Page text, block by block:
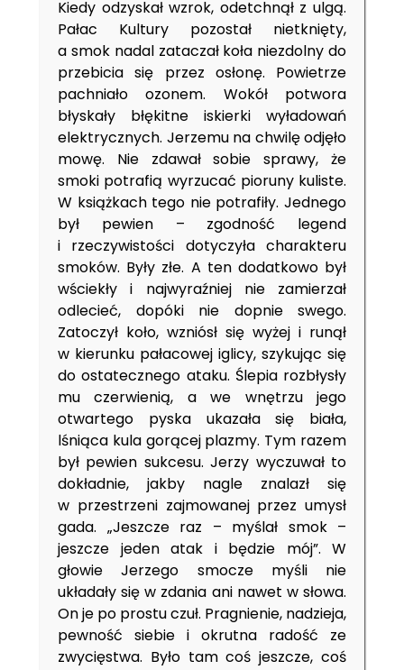
Kiedy odzyskał wzrok, odetchnął z ulgą.
Pałac Kultury pozostał nietknięty,
a smok nadal zataczał koła niezdolny do
przebicia się przez osłonę. Powietrze
pachniało ozonem. Wokół potwora
błyskały błękitne iskierki wyładowań
elektrycznych. Jerzemu na chwilę odjęło
mowę. Nie zdawał sobie sprawy, że
smoki potrafią wyrzucać pioruny kuliste.
W książkach tego nie potrafiły. Jednego
był pewien – zgodność legend
i rzeczywistości dotyczyła charakteru
smoków. Były złe. A ten dodatkowo był
wściekły i najwyraźniej nie zamierzał
odlecieć, dopóki nie dopnie swego.
Zatoczył koło, wzniósł się wyżej i runął
w kierunku pałacowej iglicy, szykując się
do ostatecznego ataku. Ślepia rozbłysły
mu czerwienią, a we wnętrzu jego
otwartego pyska ukazała się biała,
lśniąca kula gorącej plazmy. Tym razem
był pewien sukcesu. Jerzy wyczuwał to
dokładnie, jakby nagle znalazł się
w przestrzeni zajmowanej przez umysł
gada. „Jeszcze raz – myślał smok –
jeszcze jeden atak i będzie mój”. W
głowie Jerzego smocze myśli nie
układały się w zdania ani nawet w słowa.
On je po prostu czuł. Pragnienie, nadzieja,
pewność siebie i okrutna radość ze
zwycięstwa. Było tam coś jeszcze, coś